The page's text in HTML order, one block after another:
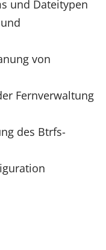
und Dateitypen
von
Fernverwaltung
des Btrfs-